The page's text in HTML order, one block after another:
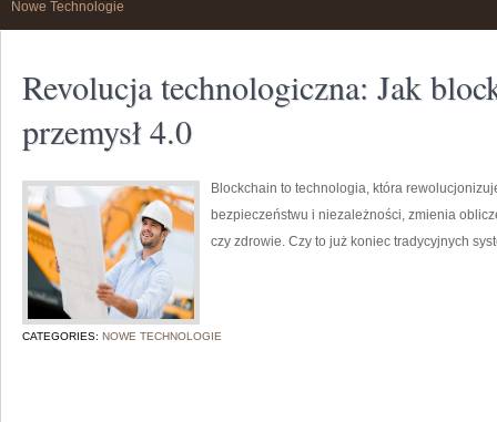
Nowe Technologie
Revolucja technologiczna: Jak
przemysł 4.0
Blockchain to technologia, która
bezpieczeństwu i niezależności, zmienia
czy zdrowie. Czy to już koniec tradycyjnych
CATEGORIES: NOWE TECHNOLOGIE